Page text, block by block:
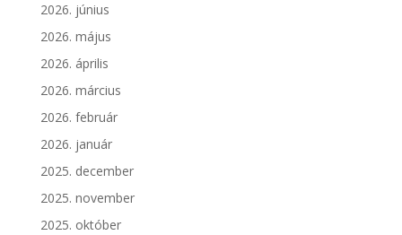
2026. június
2026. május
2026. április
2026. március
2026. február
2026. január
2025. december
2025. november
2025. október